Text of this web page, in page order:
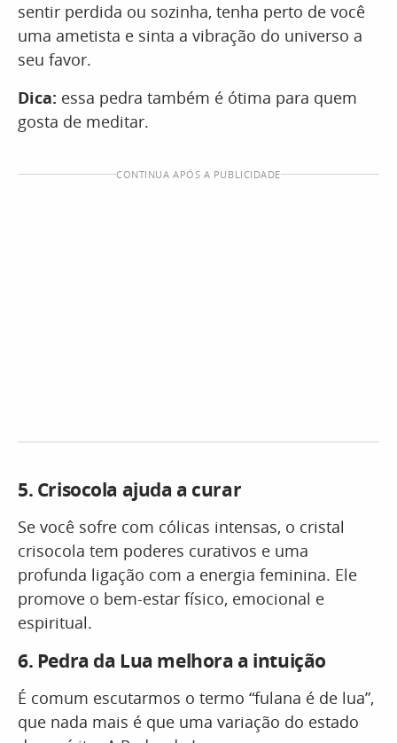
sentir perdida ou sozinha, tenha perto de você
uma ametista e sinta a vibração do universo a
seu favor.
Dica: essa pedra também é ótima para quem
gosta de meditar.
CONTINUA APÓS A PUBLICIDADE
5. Crisocola ajuda a curar
Se você sofre com cólicas intensas, o cristal
crisocola tem poderes curativos e uma
profunda ligação com a energia feminina. Ele
promove o bem-estar físico, emocional e
espiritual.
6. Pedra da Lua melhora a intuição
É comum escutarmos o termo “fulana é de lua”,
que nada mais é que uma variação do estado